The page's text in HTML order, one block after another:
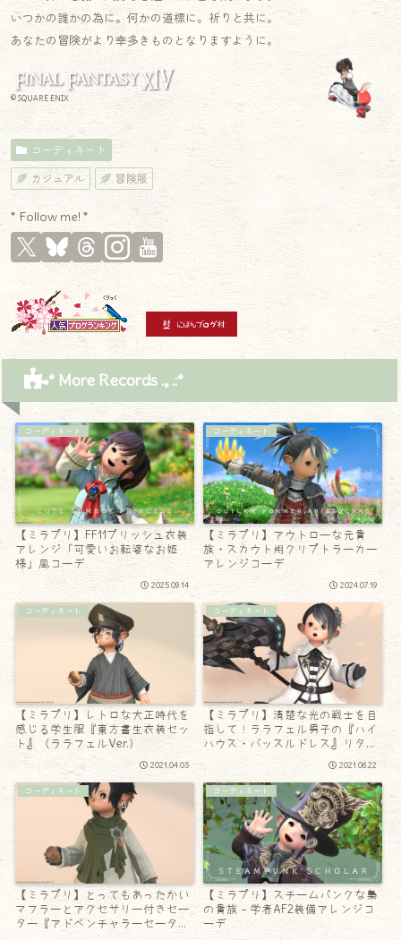
いつかの誰かの為に。何かの道標に。祈りと共に。
あなたの冒険がより幸多きものとなりますように。
© SQUARE ENIX
コーディネート
カジュアル 冒険服
* Follow me! *
* More Records .｡.:*
コーディネート
【ミラプリ】FF11プリッシュ衣装
アレンジ「可愛いお転婆なお姫
様」風コーデ
2025.09.14
コーディネート
【ミラプリ】アウトローな元貴
族・スカウト用クリプトラーカー
アレンジコーデ
2024.07.19
コーディネート
【ミラプリ】レトロな大正時代を
感じる学生服『東方書生衣装セッ
ト』（ララフェルVer.）
2021.04.03
コーディネート
【ミラプリ】清楚な光の戦士を目
指して！ララフェル男子の『ハイ
ハウス・バッスルドレス』リター
2021.06.22
コーディネート
【ミラプリ】とってもあったかい
マフラーとアクセサリー付きセー
ター『アドベンチャラーセータ
コーディネート
【ミラプリ】スチームパンクな梟
の貴族 – 学者AF2装備アレンジコ
ーデ